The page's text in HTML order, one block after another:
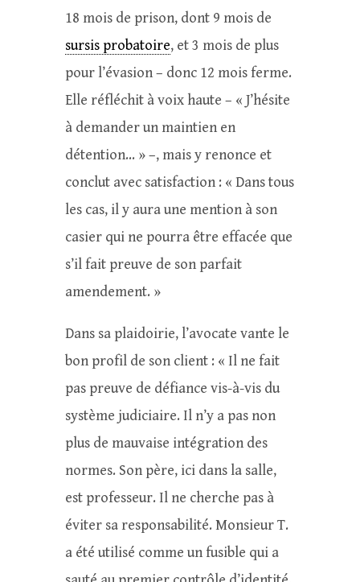
18 mois de prison, dont 9 mois de
sursis probatoire, et 3 mois de plus
pour l’évasion – donc 12 mois ferme.
Elle réfléchit à voix haute – « J’hésite
à demander un maintien en
détention… » –, mais y renonce et
conclut avec satisfaction : « Dans tous
les cas, il y aura une mention à son
casier qui ne pourra être effacée que
s’il fait preuve de son parfait
amendement. »
Dans sa plaidoirie, l’avocate vante le
bon profil de son client : « Il ne fait
pas preuve de défiance vis-à-vis du
système judiciaire. Il n’y a pas non
plus de mauvaise intégration des
normes. Son père, ici dans la salle,
est professeur. Il ne cherche pas à
éviter sa responsabilité. Monsieur T.
a été utilisé comme un fusible qui a